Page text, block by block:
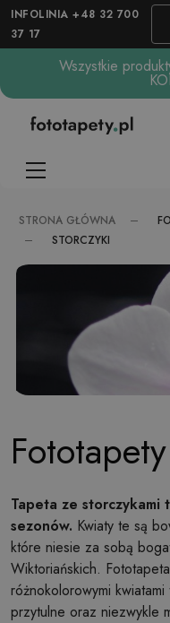
INFOLINIA +48 32 700
37 17
Wszystkie
STRONA GŁÓWNA
STORCZYKI
Tapeta ze
sezonów. Kwiaty te są
które niesie za sobą
Wiktoriańskich.
różnokolorowymi
przytulne oraz niezwykle